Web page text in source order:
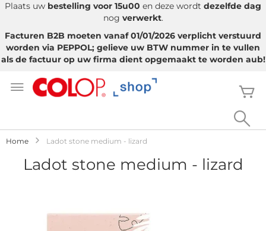
Plaats uw bestelling voor 15u00 en deze wordt dezelfde dag
nog verwerkt.
Facturen B2B moeten vanaf 01/01/2026 verplicht verstuurd
worden via PEPPOL; gelieve uw BTW nummer in te vullen
als de factuur op uw firma dient opgemaakt te worden aub!
naar
Home Ladot stone medium - lizard
Ladot stone medium - lizard